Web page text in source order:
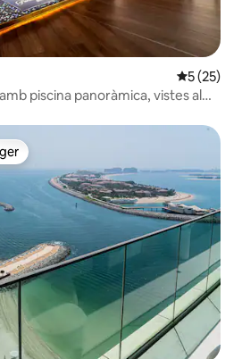
5 de
5 (25)
piscina panoràmica, vistes al